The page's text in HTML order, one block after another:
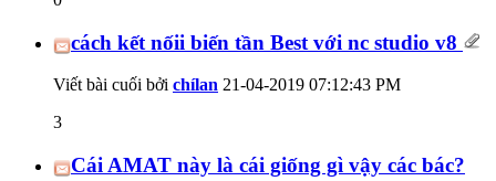
cách kết nốii biến tần Best với nc studio v8
Viết bài cuối bởi chílan 21-04-2019 07:12:43 PM
3
Cái AMAT này là cái giống gì vậy các bác?